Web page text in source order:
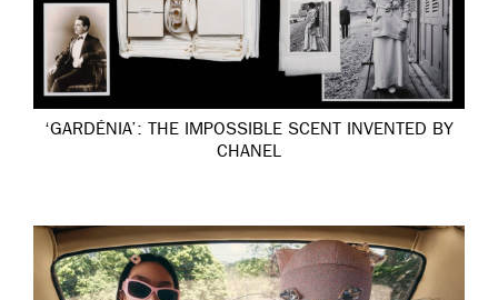
‘GARDÉNIA’: THE IMPOSSIBLE SCENT INVENTED BY
CHANEL